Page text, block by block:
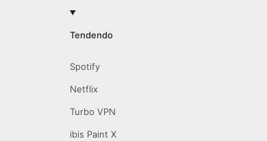
Tendendo
Spotify
Netflix
Turbo VPN
ibis Paint X